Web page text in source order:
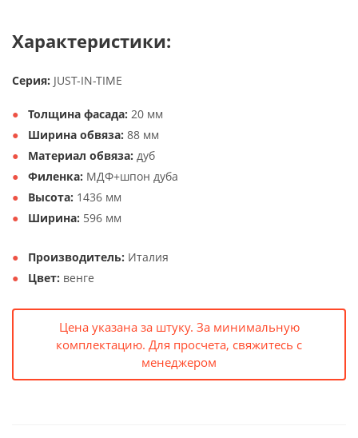
Характеристики:
Серия: JUST-IN-TIME
Толщина фасада: 20 мм
Ширина обвяза: 88 мм
Материал обвяза: дуб
Филенка: МДФ+шпон дуба
Высота: 1436 мм
Ширина: 596 мм
Производитель: Италия
Цвет: венге
Цена указана за штуку. За минимальную
комплектацию. Для просчета, свяжитесь с
менеджером